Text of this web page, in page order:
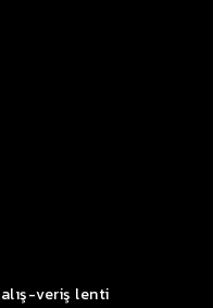
veriş lenti